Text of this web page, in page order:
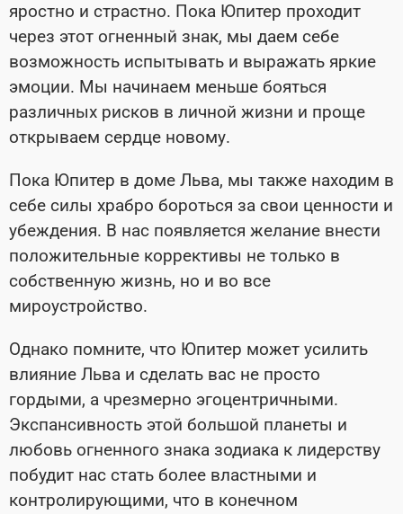
яростно и страстно. Пока Юпитер проходит
через этот огненный знак, мы даем себе
возможность испытывать и выражать яркие
эмоции. Мы начинаем меньше бояться
различных рисков в личной жизни и проще
открываем сердце новому.
Пока Юпитер в доме Льва, мы также находим в
себе силы храбро бороться за свои ценности и
убеждения. В нас появляется желание внести
положительные коррективы не только в
собственную жизнь, но и во все
мироустройство.
Однако помните, что Юпитер может усилить
влияние Льва и сделать вас не просто
гордыми, а чрезмерно эгоцентричными.
Экспансивность этой большой планеты и
любовь огненного знака зодиака к лидерству
побудит нас стать более властными и
контролирующими, что в конечном